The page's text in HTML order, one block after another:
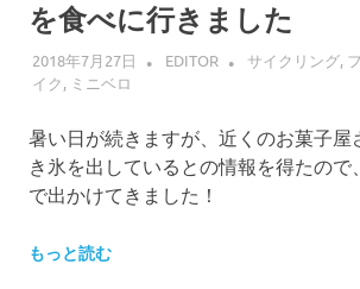
を食べに行きました
2018年7月27日 EDITOR サイクリング,
イク, ミニベロ
暑い日が続きますが、近くのお菓子屋
き氷を出しているとの情報を得たので
で出かけてきました！
もっと読む